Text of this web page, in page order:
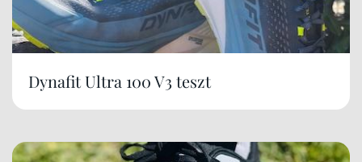
Dynafit Ultra 100 V3 teszt